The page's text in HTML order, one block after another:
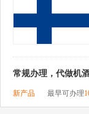
常规办理，代做机
新产品 最早可办理